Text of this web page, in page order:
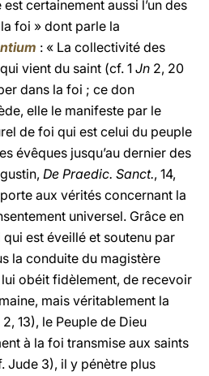
est certainement aussi l’un des
foi » dont parle la
: « La collectivité des
vient du saint (cf. 1 Jn 2, 20
dans la foi ; ce don
elle le manifeste par le
de foi qui est celui du peuple
évêques jusqu’au dernier des
De Praedic. Sanct., 14,
aux vérités concernant la
universel. Grâce en
est éveillé et soutenu par
la conduite du magistère
obéit fidèlement, de recevoir
mais véritablement la
2, 13), le Peuple de Dieu
à la foi transmise aux saints
Jude 3), il y pénètre plus